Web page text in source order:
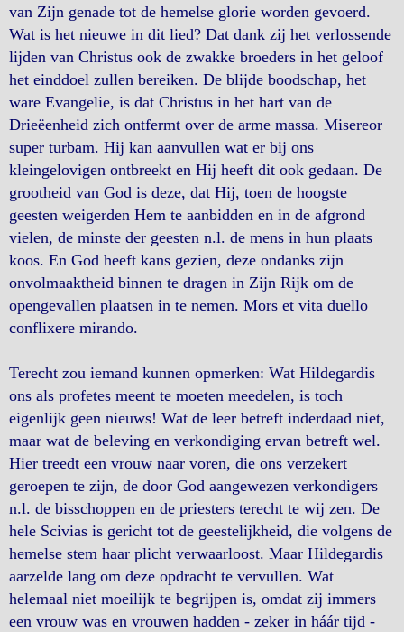
van Zijn genade tot de hemelse glorie worden gevoerd.
Wat is het nieuwe in dit lied? Dat dank zij het verlossende
lijden van Christus ook de zwakke broeders in het geloof
het einddoel zullen bereiken. De blijde boodschap, het
ware Evangelie, is dat Christus in het hart van de
Drieëenheid zich ontfermt over de arme massa. Misereor
super turbam. Hij kan aanvullen wat er bij ons
kleingelovigen ontbreekt en Hij heeft dit ook gedaan. De
grootheid van God is deze, dat Hij, toen de hoogste
geesten weigerden Hem te aanbidden en in de afgrond
vielen, de minste der geesten n.l. de mens in hun plaats
koos. En God heeft kans gezien, deze ondanks zijn
onvolmaaktheid binnen te dragen in Zijn Rijk om de
opengevallen plaatsen in te nemen. Mors et vita duello
conflixere mirando.
Terecht zou iemand kunnen opmerken: Wat Hildegardis
ons als profetes meent te moeten meedelen, is toch
eigenlijk geen nieuws! Wat de leer betreft inderdaad niet,
maar wat de beleving en verkondiging ervan betreft wel.
Hier treedt een vrouw naar voren, die ons verzekert
geroepen te zijn, de door God aangewezen verkondigers
n.l. de bisschoppen en de priesters terecht te wij zen. De
hele Scivias is gericht tot de geestelijkheid, die volgens de
hemelse stem haar plicht verwaarloost. Maar Hildegardis
aarzelde lang om deze opdracht te vervullen. Wat
helemaal niet moeilijk te begrijpen is, omdat zij immers
een vrouw was en vrouwen hadden - zeker in háár tijd -